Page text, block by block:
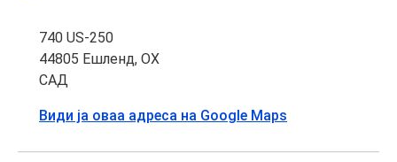
740 US-250
44805 Ешленд, ОХ
САД
Види ја оваа адреса на Google Maps